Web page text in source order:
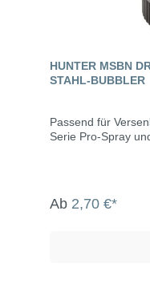
HUNTER MSBN
STAHL-BUBBLER
Passend für
Serie Pro-Spray
Ab 2,70 €*